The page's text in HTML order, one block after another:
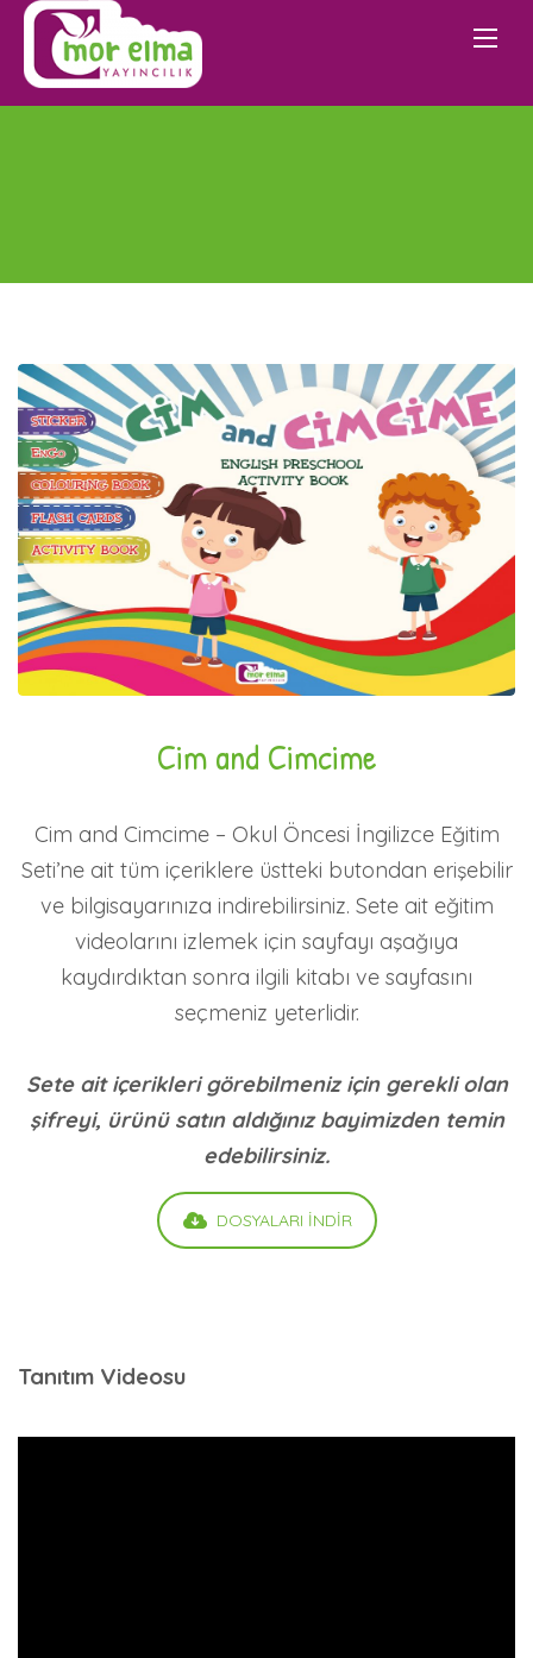
Cim and Cimcime
Cim and Cimcime – Okul Öncesi İngilizce Eğitim
Seti’ne ait tüm içeriklere üstteki butondan erişebilir
ve bilgisayarınıza indirebilirsiniz. Sete ait eğitim
videolarını izlemek için sayfayı aşağıya
kaydırdıktan sonra ilgili kitabı ve sayfasını
seçmeniz yeterlidir.
Sete ait içerikleri görebilmeniz için gerekli olan
şifreyi, ürünü satın aldığınız bayimizden temin
edebilirsiniz.
DOSYALARI İNDİR
Tanıtım Videosu